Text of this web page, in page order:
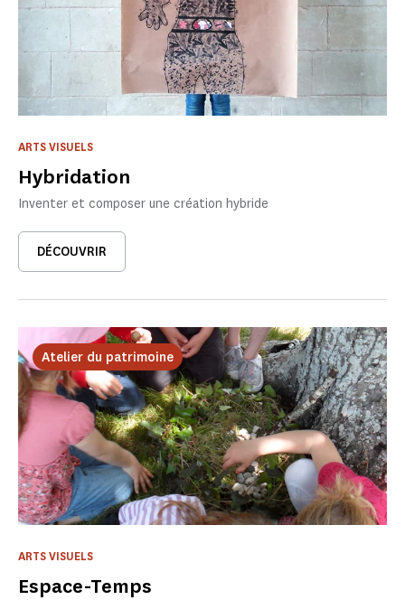
Hybridation
ARTS VISUELS
Inventer et composer une création hybride
DÉCOUVRIR
Atelier du patrimoine
Espace-Temps
ARTS VISUELS